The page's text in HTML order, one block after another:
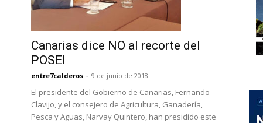
Canarias dice NO al recorte del
POSEI
entre7calderos - 9 de junio de 2018
El presidente del Gobierno de Canarias, Fernando
Clavijo, y el consejero de Agricultura, Ganadería,
Pesca y Aguas, Narvay Quintero, han presidido este